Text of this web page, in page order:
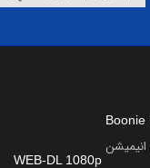
Boonie
انیمیشن
WEB-DL 1080p